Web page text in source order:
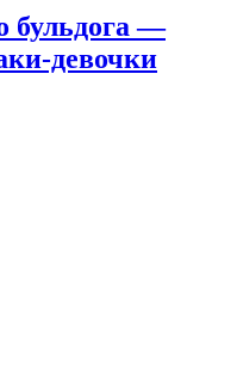
бульдога —
девочки